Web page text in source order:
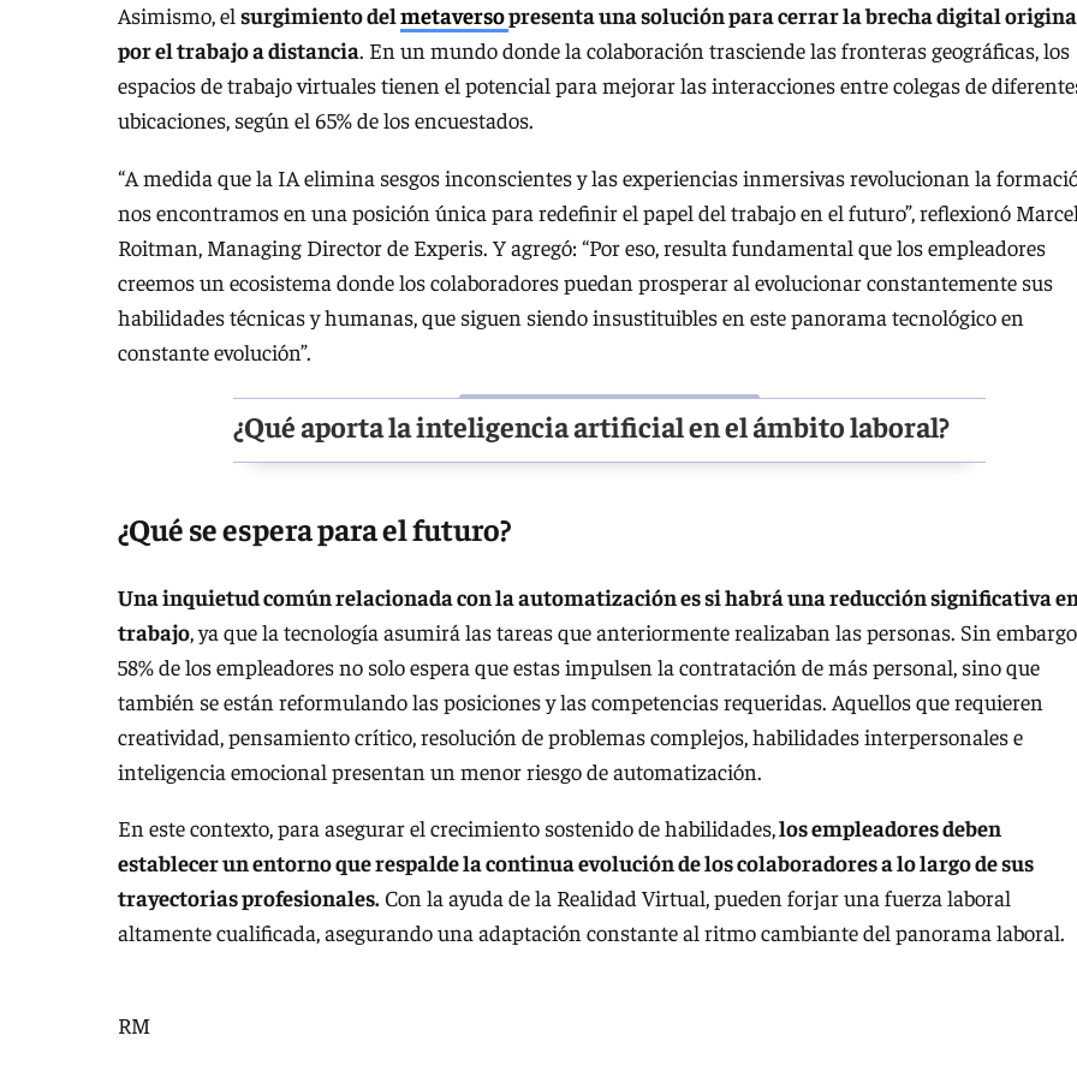
Asimismo, el surgimiento delmetaversopresenta una solución para cerrar la brecha digital
por el trabajo a distancia. En un mundo donde la colaboración trasciende las fronteras geográficas, los
espacios de trabajo virtuales tienen el potencial para mejorar las interacciones entre colegas de
ubicaciones, según el 65% de los encuestados.
“A medida que la IA elimina sesgos inconscientes y las experiencias inmersivas revolucionan la
nos encontramos en una posición única para redefinir el papel del trabajo en el futuro”, reflexionó
Roitman, Managing Director de Experis. Y agregó: “Por eso, resulta fundamental que los empleadores
creemos un ecosistema donde los colaboradores puedan prosperar al evolucionar constantemente sus
habilidades técnicas y humanas, que siguen siendo insustituibles en este panorama tecnológico en
constante evolución”.
¿Qué aporta la inteligencia artificial en el ámbito laboral?
¿Qué se espera para el futuro?
Una inquietud común relacionada con la automatización es si habrá una reducción significativa
trabajo , ya que la tecnología asumirá las tareas que anteriormente realizaban las personas. Sin
58% de los empleadores no solo espera que estas impulsen la contratación de más personal, sino que
también se están reformulando las posiciones y las competencias requeridas. Aquellos que requieren
creatividad, pensamiento crítico, resolución de problemas complejos, habilidades interpersonales e
inteligencia emocional presentan un menor riesgo de automatización.
En este contexto, para asegurar el crecimiento sostenido de habilidades,los empleadores deben
establecer un entorno que respalde la continua evolución de los colaboradores a lo largo de sus
trayectorias profesionales.Con la ayuda de la Realidad Virtual, pueden forjar una fuerza laboral
altamente cualificada, asegurando una adaptación constante al ritmo cambiante del panorama laboral.
RM